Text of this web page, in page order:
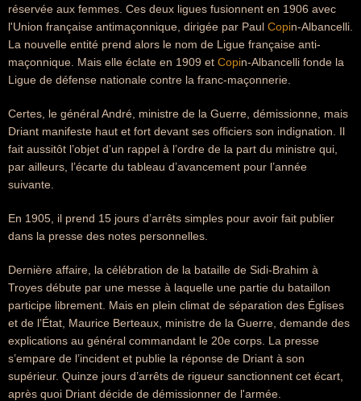
réservée aux femmes. Ces deux ligues fusionnent en 1906 avec
l'Union française antimaçonnique, dirigée par Paul Copin-Albancelli.
La nouvelle entité prend alors le nom de Ligue française anti-
maçonnique. Mais elle éclate en 1909 et Copin-Albancelli fonde la
Ligue de défense nationale contre la franc-maçonnerie.
Certes, le général André, ministre de la Guerre, démissionne, mais
Driant manifeste haut et fort devant ses officiers son indignation. Il
fait aussitôt l’objet d’un rappel à l’ordre de la part du ministre qui,
par ailleurs, l’écarte du tableau d’avancement pour l’année
suivante.
En 1905, il prend 15 jours d’arrêts simples pour avoir fait publier
dans la presse des notes personnelles.
Dernière affaire, la célébration de la bataille de Sidi-Brahim à
Troyes débute par une messe à laquelle une partie du bataillon
participe librement. Mais en plein climat de séparation des Églises
et de l’État, Maurice Berteaux, ministre de la Guerre, demande des
explications au général commandant le 20e corps. La presse
s’empare de l’incident et publie la réponse de Driant à son
supérieur. Quinze jours d’arrêts de rigueur sanctionnent cet écart,
après quoi Driant décide de démissionner de l'armée.